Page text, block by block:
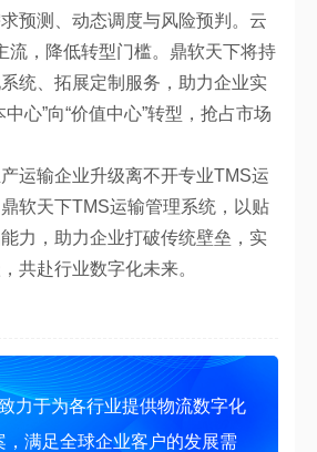
预测、动态调度与风险预判。云
流，降低转型门槛。鼎软天下将持
统、拓展定制服务，助力企业实
心”向“价值中心”转型，抢占市场
运输企业升级离不开专业TMS运
软天下TMS运输管理系统，以贴
力，助力企业打破传统壁垒，实
共赴行业数字化未来。
力于为各行业提供物流数字化
，满足全球企业客户的发展需